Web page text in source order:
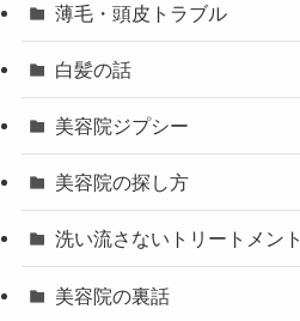
薄毛・頭皮トラブル
白髪の話
美容院ジプシー
美容院の探し方
洗い流さないトリートメント
美容院の裏話